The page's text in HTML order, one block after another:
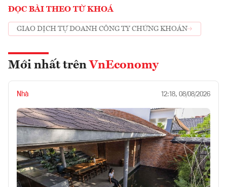
ĐỌC BÀI THEO TỪ KHOÁ
GIAO DỊCH TỰ DOANH CÔNG TY CHỨNG KHOÁN
Mới nhất trên VnEconomy
Nhà 12:18, 08/08/2026